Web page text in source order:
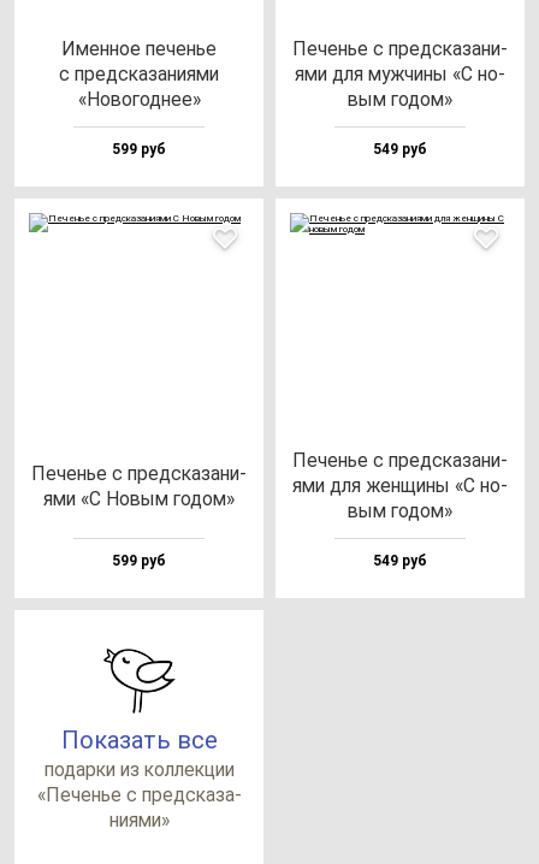
Имен­ное пе­ченье
с пред­ска­за­ни­ями
«Ново­год­нее»
599 руб
Печенье с пред­ска­за­ни­
ями для муж­чи­ны «С но­
вым го­дом»
549 руб
Печенье с пред­ска­за­ни­
ями «С Новым го­дом»
599 руб
Печенье с пред­ска­за­ни­
ями для жен­щи­ны «С но­
вым го­дом»
549 руб
Показать все
по­дар­ки из кол­лек­ции
«Печенье с пред­ска­за­
ни­ями»